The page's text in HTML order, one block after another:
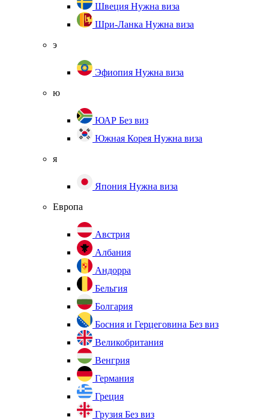
Швеция Нужна виза
Шри-Ланка Нужна виза
э
Эфиопия Нужна виза
ю
ЮАР Без виз
Южная Корея Нужна виза
я
Япония Нужна виза
Европа
Австрия
Албания
Андорра
Бельгия
Болгария
Босния и Герцеговина Без виз
Великобритания
Венгрия
Германия
Греция
Грузия Без виз